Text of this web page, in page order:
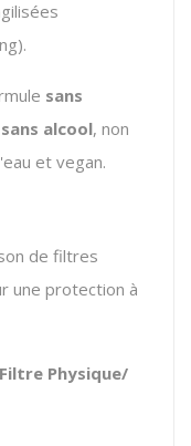
sans
alcool, non
et vegan.
de filtres
une protection à
Physique/